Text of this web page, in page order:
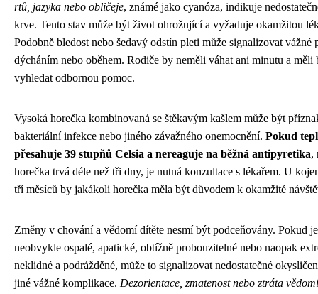
rtů, jazyka nebo obličeje, známé jako cyanóza, indikuje
krve. Tento stav může být život ohrožující a vyžaduje okamžitou
Podobně bledost nebo šedavý odstín pleti může signalizovat vážné
dýcháním nebo oběhem. Rodiče by neměli váhat ani minutu a měli
vyhledat odbornou pomoc.
Vysoká horečka kombinovaná se štěkavým kašlem může být
bakteriální infekce nebo jiného závažného onemocnění. Pokud
přesahuje 39 stupňů Celsia a nereaguje na běžná antipyretika,
horečka trvá déle než tři dny, je nutná konzultace s lékařem. U
tří měsíců by jakákoli horečka měla být důvodem k okamžité
Změny v chování a vědomí dítěte nesmí být podceňovány. Pokud
neobvykle ospalé, apatické, obtížně probouzitelné nebo naopak
neklidné a podrážděné, může to signalizovat nedostatečné
jiné vážné komplikace. Dezorientace, zmatenost nebo ztráta